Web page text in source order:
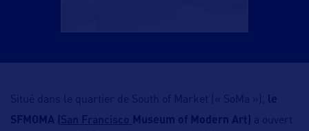
Situé dans le quartier de South of Market (« SoMa »),
le
SFMOMA ( San Francisco Museum of Modern Art) a ouvert